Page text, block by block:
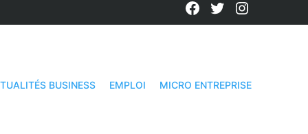
Facebook
Twitter
BUSINESS EMPLOI MICRO ENTREPRISE